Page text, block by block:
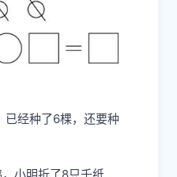
已经种了6棵，还要种
小明折了8只千纸